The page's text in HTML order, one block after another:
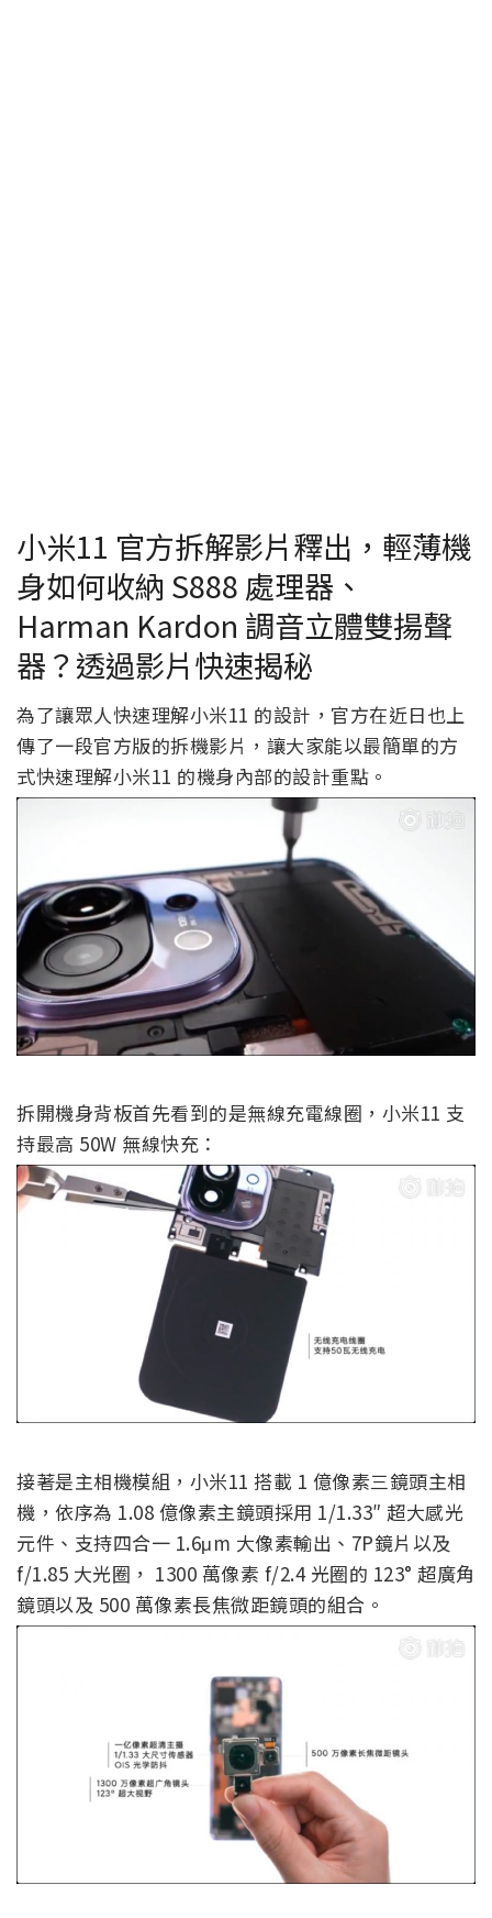
小米11 官方拆解影片釋出，輕薄機
身如何收納 S888 處理器、
Harman Kardon 調音立體雙揚聲
器？透過影片快速揭秘
為了讓眾人快速理解小米11 的設計，官方在近日也上
傳了一段官方版的拆機影片，讓大家能以最簡單的方
式快速理解小米11 的機身內部的設計重點。
拆開機身背板首先看到的是無線充電線圈，小米11 支
持最高 50W 無線快充：
接著是主相機模組，小米11 搭載 1 億像素三鏡頭主相
機，依序為 1.08 億像素主鏡頭採用 1/1.33″ 超大感光
元件、支持四合一 1.6μm 大像素輸出、7P鏡片以及
f/1.85 大光圈， 1300 萬像素 f/2.4 光圈的 123° 超廣角
鏡頭以及 500 萬像素長焦微距鏡頭的組合。